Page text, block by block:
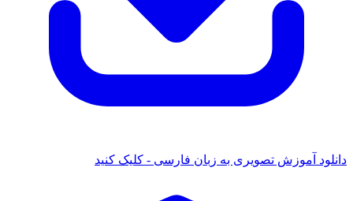
آموزش تصویری به زبان فارسی - کلیک کنید